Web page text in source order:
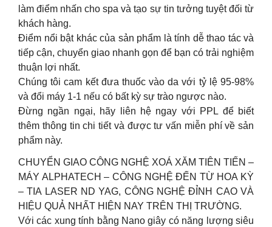
làm điểm nhấn cho spa và tạo sự tin tưởng tuyệt đối từ
khách hàng.
Điểm nổi bật khác của sản phẩm là tính dễ thao tác và
tiếp cận, chuyển giao nhanh gọn để bạn có trải nghiệm
thuận lợi nhất.
Chúng tôi cam kết đưa thuốc vào da với tỷ lệ 95-98%
và đổi máy 1-1 nếu có bất kỳ sự trào ngược nào.
Đừng ngần ngại, hãy liên hệ ngay với PPL để biết
thêm thông tin chi tiết và được tư vấn miễn phí về sản
phẩm này.
CHUYỂN GIAO CÔNG NGHỆ XOÁ XĂM TIÊN TIẾN –
MÁY ALPHATECH – CÔNG NGHỆ ĐẾN TỪ HOA KỲ
– TIA LASER ND YAG, CÔNG NGHỆ ĐỈNH CAO VÀ
HIỆU QUẢ NHẤT HIỆN NAY TRÊN THỊ TRƯỜNG.
Với các xung tính bằng Nano giây có năng lượng siêu